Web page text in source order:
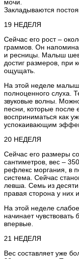
мочи.
Закладываются
19 НЕДЕЛЯ
Сейчас его рост –
граммов. Он
и ресницы. Малыш
достиг размеров, при
ощущать.
На этой неделе
полноценного слуха.
звуковые волны.
песни, которые после
восприниматься как
успокаивающим
20 НЕДЕЛЯ
Сейчас его размеры
сантиметров, вес –
рефлекс моргания, в
система. Сейчас
левша. Семь из
правая сторона у них
На этой неделе
начинает
впервые.
21 НЕДЕЛЯ
Вес составляет уже